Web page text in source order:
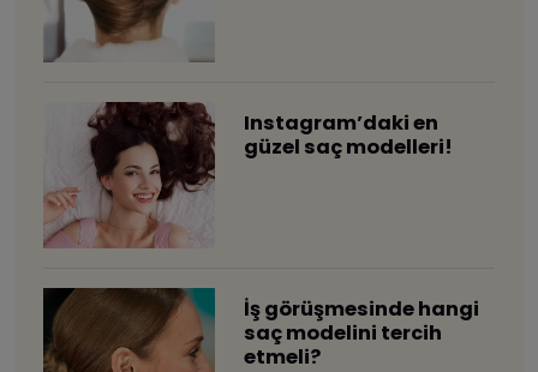
Instagram’daki en
güzel saç modelleri!
İş görüşmesinde hangi
saç modelini tercih
etmeli?